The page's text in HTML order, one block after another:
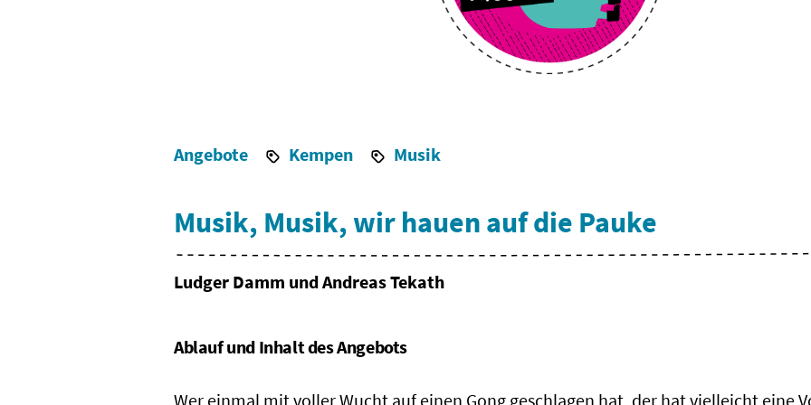
Angebote Kempen Musik
Musik, Musik, wir hauen auf die Pauke
Ludger Damm und Andreas Tekath
Ablauf und Inhalt des Angebots
Wer einmal mit voller Wucht auf einen Gong geschlagen hat, der hat vielleicht eine